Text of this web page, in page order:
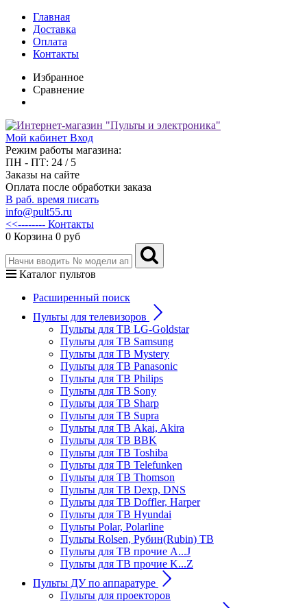
Главная
Доставка
Оплата
Контакты
Избранное
Сравнение
Мой кабинет Вход
Режим работы магазина:
ПН - ПТ: 24 / 5
Заказы на сайте
Оплата после обработки заказа
В раб. время писать
info@pult55.ru
<<-------- Контакты
0 Корзина 0 руб
Каталог пультов
Расширенный поиск
Пульты для телевизоров
Пульты для ТВ LG-Goldstar
Пульты для ТВ Samsung
Пульты для ТВ Mystery
Пульты для ТВ Panasonic
Пульты для ТВ Philips
Пульты для ТВ Sony
Пульты для ТВ Sharp
Пульты для ТВ Supra
Пульты для ТВ Akai, Akira
Пульты для ТВ BBK
Пульты для ТВ Toshiba
Пульты для ТВ Telefunken
Пульты для ТВ Thomson
Пульты для ТВ Dexp, DNS
Пульты для ТВ Doffler, Harper
Пульты для ТВ Hyundai
Пульты Polar, Polarline
Пульты Rolsen, Рубин(Rubin) ТВ
Пульты для ТВ прочие A...J
Пульты для ТВ прочие K...Z
Пульты ДУ по аппаратуре
Пульты для проекторов